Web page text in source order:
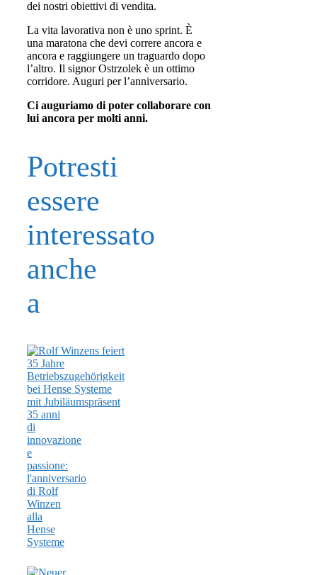
dei nostri obiettivi di vendita.
La vita lavorativa non è uno sprint. È
una maratona che devi correre ancora e
ancora e raggiungere un traguardo dopo
l’altro. Il signor Ostrzolek è un ottimo
corridore. Auguri per l’anniversario.
Ci auguriamo di poter collaborare con
lui ancora per molti anni.
Potresti
essere
interessato
anche
a
35 anni
di
innovazione
e
passione:
l'anniversario
di Rolf
Winzen
alla
Hense
Systeme